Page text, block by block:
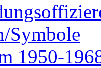
Symbole
1950-